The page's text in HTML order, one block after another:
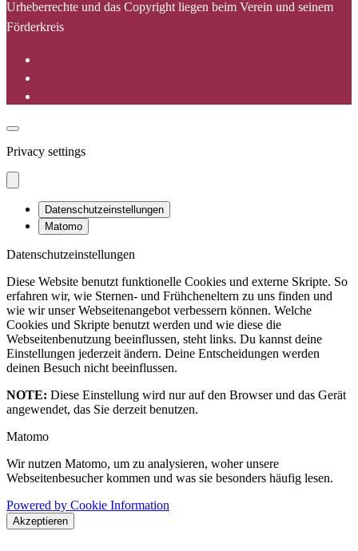
Urheberrechte und das Copyright liegen beim Verein und seinem
Förderkreis
Privacy settings
Datenschutzeinstellungen
Matomo
Datenschutzeinstellungen
Diese Website benutzt funktionelle Cookies und externe Skripte. So
erfahren wir, wie Sternen- und Frühcheneltern zu uns finden und
wie wir unser Webseitenangebot verbessern können. Welche
Cookies und Skripte benutzt werden und wie diese die
Webseitenbenutzung beeinflussen, steht links. Du kannst deine
Einstellungen jederzeit ändern. Deine Entscheidungen werden
deinen Besuch nicht beeinflussen.
NOTE: Diese Einstellung wird nur auf den Browser und das Gerät
angewendet, das Sie derzeit benutzen.
Matomo
Wir nutzen Matomo, um zu analysieren, woher unsere
Webseitenbesucher kommen und was sie besonders häufig lesen.
Powered by Cookie Information
Akzeptieren